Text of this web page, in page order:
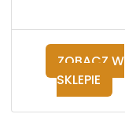
ZOBACZ W
SKLEPIE